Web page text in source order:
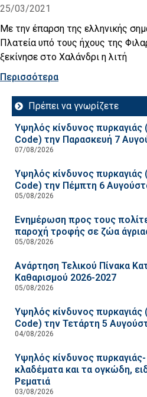
25/03/2021
Με την έπαρση της ελληνικής
Πλατεία υπό τους ήχους της
ξεκίνησε στο Χαλάνδρι η λιτή
Περισσότερα
Πρέπει να γνωρίζετε
Υψηλός κίνδυνος πυρκαγιάς
Code) την Παρασκευή 7
07/08/2026
Υψηλός κίνδυνος πυρκαγιάς
Code) την Πέμπτη 6
05/08/2026
Ενημέρωση προς τους
παροχή τροφής σε ζώα
05/08/2026
Ανάρτηση Τελικού Πίνακα
Καθαρισμού 2026-2027
05/08/2026
Υψηλός κίνδυνος πυρκαγιάς
Code) την Τετάρτη 5
04/08/2026
Υψηλός κίνδυνος
κλαδέματα και τα ογκώδη,
Ρεματιά
03/08/2026